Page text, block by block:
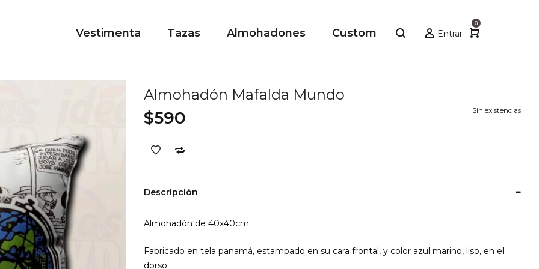
Entrar
0
Vestimenta Tazas Almohadones Custom
Almohadón Mafalda Mundo
Sin existencias
$590
Descripción
Almohadón de 40x40cm.
Fabricado en tela panamá, estampado en su cara frontal, y color azul marino, liso, en el
dorso.